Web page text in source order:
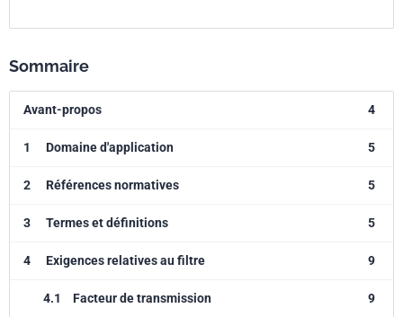
Sommaire
Avant-propos 4
1 Domaine d'application 5
2 Références normatives 5
3 Termes et définitions 5
4 Exigences relatives au filtre 9
4.1 Facteur de transmission 9